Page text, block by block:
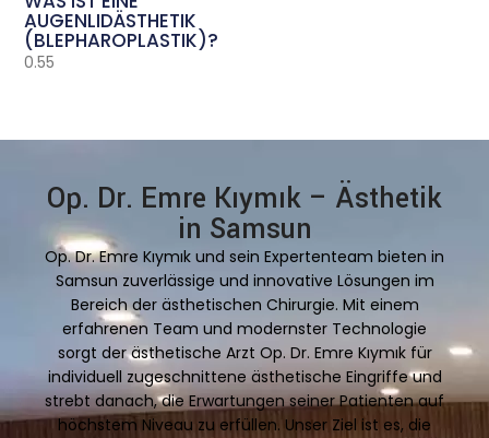
AUGENLIDÄSTHETIK
(BLEPHAROPLASTIK)?
Op. Dr. Emre Kıymık – Ästhetik
in Samsun
Op. Dr. Emre Kıymık und sein Expertenteam bieten in
Samsun zuverlässige und innovative Lösungen im
Bereich der ästhetischen Chirurgie. Mit einem
erfahrenen Team und modernster Technologie
sorgt der ästhetische Arzt Op. Dr. Emre Kıymık für
individuell zugeschnittene ästhetische Eingriffe und
strebt danach, die Erwartungen seiner Patienten auf
höchstem Niveau zu erfüllen. Unser Ziel ist es, die